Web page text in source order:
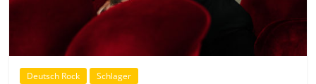
Deutsch Rock Schlager